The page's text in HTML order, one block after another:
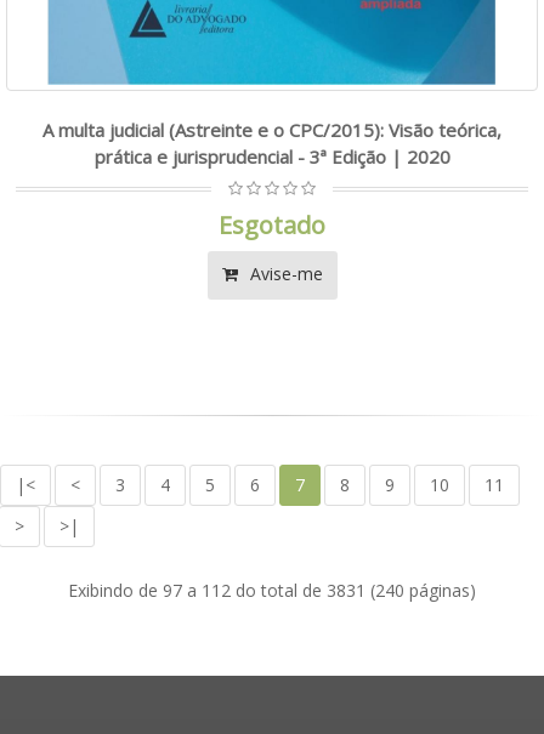
A multa judicial (Astreinte e o CPC/2015): Visão teórica,
prática e jurisprudencial - 3ª Edição | 2020
Esgotado
Avise-me
|< < 3 4 5 6 7 8 9 10
11
>
>|
Exibindo de 97 a 112 do total de 3831 (240 páginas)